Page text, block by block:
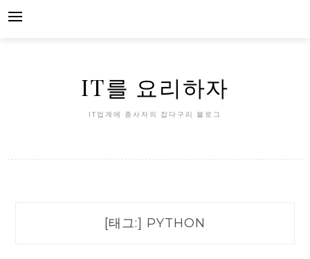
IT를 요리하자
IT업계에 종사자의 잡다구리 블로그
[태그:] PYTHON